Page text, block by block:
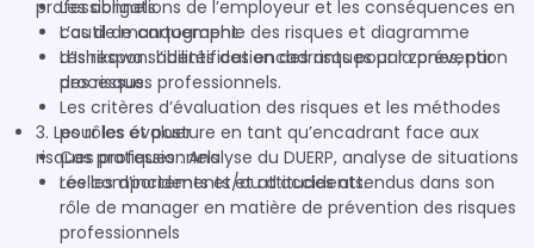
Les obligations de l’employeur et les conséquences en
cas de manquement.
Les responsabilités des encadrants pour la prévention
des risques professionnels.
professionnels
L’outil de cartographie des risques et diagramme
d’Ishikawa : l’identification des risques par zones, par
processus.
Les critères d’évaluation des risques et les méthodes
pour les évaluer
Cas pratiques : Analyse du DUERP, analyse de situations
réelles d’incidents et/ou d’accidents.
3. Les rôles et posture en tant qu’encadrant face aux
risques professionnels
Les comportements et attitudes attendus dans son
rôle de manager en matière de prévention des risques
professionnels